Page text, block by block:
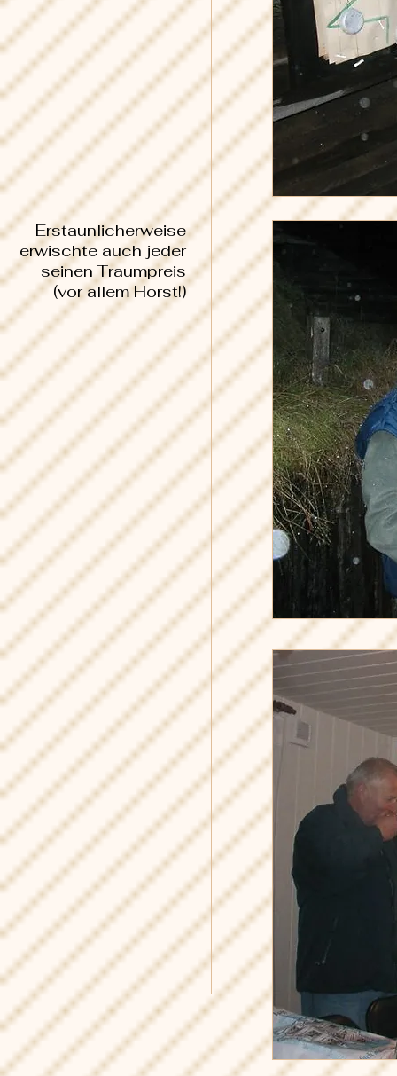
Erstaunlicherweise
erwischte auch jeder
seinen Traumpreis
(vor allem Horst!)